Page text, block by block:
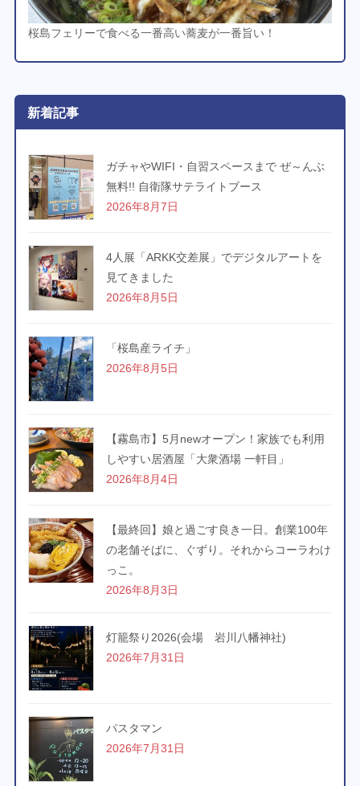
桜島フェリーで食べる一番高い蕎麦が一番旨い！
新着記事
ガチャやWIFI・自習スペースまで ぜ～んぶ
無料!! 自衛隊サテライトブース
2026年8月7日
4人展「ARKK交差展」でデジタルアートを
見てきました
2026年8月5日
「桜島産ライチ」
2026年8月5日
【霧島市】5月newオープン！家族でも利用
しやすい居酒屋「大衆酒場 一軒目」
2026年8月4日
【最終回】娘と過ごす良き一日。創業100年
の老舗そばに、ぐずり。それからコーラわけ
っこ。
2026年8月3日
灯籠祭り2026(会場 岩川八幡神社)
2026年7月31日
パスタマン
2026年7月31日